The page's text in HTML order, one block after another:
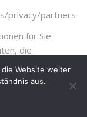
privacy/partners
für Sie
die
Website weiter
aus.